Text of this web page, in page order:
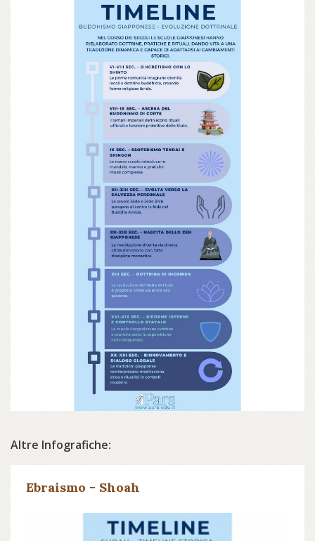
Altre Infografiche:
Ebraismo - Shoah